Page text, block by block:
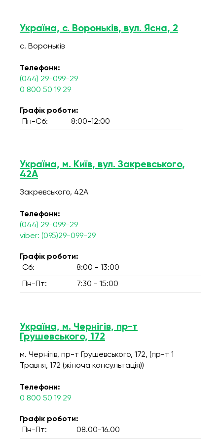
Україна, с. Вороньків, вул. Ясна, 2
с. Вороньків
Телефони:
(044) 29-099-29
0 800 50 19 29
Графік роботи:
Пн-Сб:
8:00-12:00
Україна, м. Київ, вул. Закревського,
42А
Закревського, 42А
Телефони:
(044) 29-099-29
viber: (095)29-099-29
Графік роботи:
Сб:
8:00 - 13:00
Пн-Пт: 7:30 - 15:00
Україна, м. Чернігів, пр-т
Грушевського, 172
м. Чернігів, пр-т Грушевського, 172, (пр-т 1
Травня, 172 (жіноча консультація))
Телефони:
0 800 50 19 29
Графік роботи:
Пн-Пт:
08.00-16.00